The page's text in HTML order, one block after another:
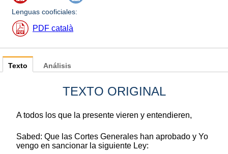
Lenguas cooficiales:
PDF català
Texto
TEXTO ORIGINAL
A todos los que la presente vieren y entendieren,
Sabed: Que las Cortes Generales han aprobado y Yo
vengo en sancionar la siguiente Ley:
Análisis